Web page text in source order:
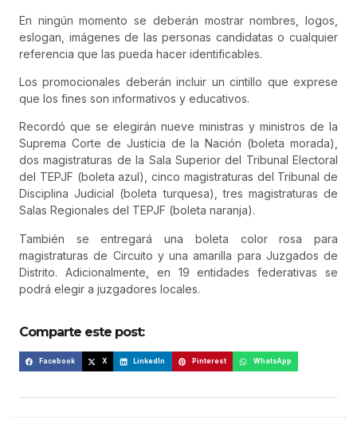
En ningún momento se deberán mostrar nombres, logos,
eslogan, imágenes de las personas candidatas o cualquier
referencia que las pueda hacer identificables.
Los promocionales deberán incluir un cintillo que exprese
que los fines son informativos y educativos.
Recordó que se elegirán nueve ministras y ministros de la
Suprema Corte de Justicia de la Nación (boleta morada),
dos magistraturas de la Sala Superior del Tribunal Electoral
del TEPJF (boleta azul), cinco magistraturas del Tribunal de
Disciplina Judicial (boleta turquesa), tres magistraturas de
Salas Regionales del TEPJF (boleta naranja).
También se entregará una boleta color rosa para
magistraturas de Circuito y una amarilla para Juzgados de
Distrito. Adicionalmente, en 19 entidades federativas se
podrá elegir a juzgadores locales.
Comparte este post:
Facebook X LinkedIn Pinterest WhatsApp